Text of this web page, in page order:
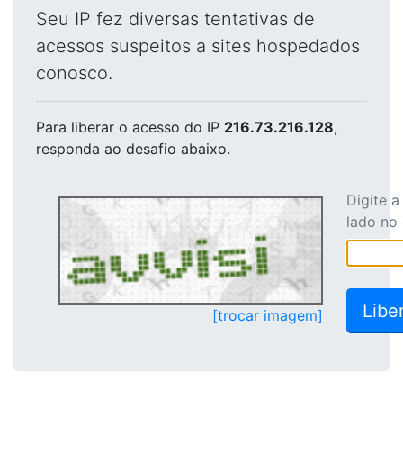
Seu IP fez diversas tentativas de
acessos suspeitos a sites hospedados
conosco.
Para liberar o acesso do IP 216.73.216.128,
responda ao desafio abaixo.
[trocar imagem]
Digite
lado no